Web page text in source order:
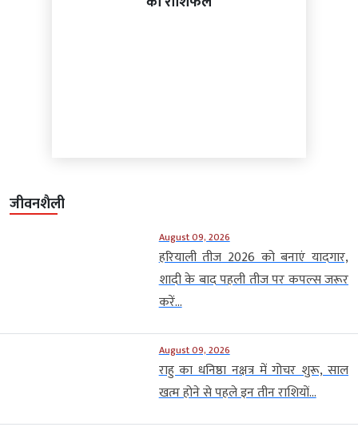
जीवनशैली
August 09, 2026
हरियाली तीज 2026 को बनाएं यादगार,
शादी के बाद पहली तीज पर कपल्स जरूर
करें...
August 09, 2026
राहु का धनिष्ठा नक्षत्र में गोचर शुरू, साल
खत्म होने से पहले इन तीन राशियों...